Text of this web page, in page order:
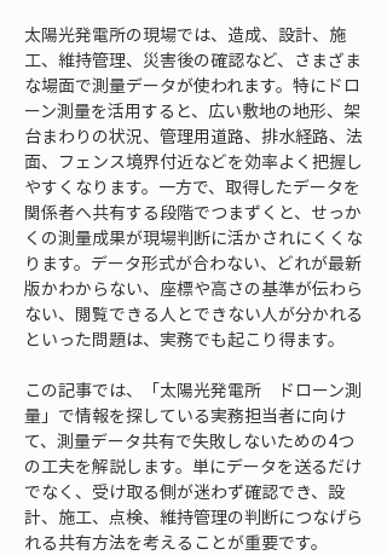
太陽光発電所の現場では、造成、設計、施
工、維持管理、災害後の確認など、さまざま
な場面で測量データが使われます。特にドロ
ーン測量を活用すると、広い敷地の地形、架
台まわりの状況、管理用道路、排水経路、法
面、フェンス境界付近などを効率よく把握し
やすくなります。一方で、取得したデータを
関係者へ共有する段階でつまずくと、せっか
くの測量成果が現場判断に活かされにくくな
ります。データ形式が合わない、どれが最新
版かわからない、座標や高さの基準が伝わら
ない、閲覧できる人とできない人が分かれる
といった問題は、実務でも起こり得ます。
この記事では、「太陽光発電所　ドローン測
量」で情報を探している実務担当者に向け
て、測量データ共有で失敗しないための4つ
の工夫を解説します。単にデータを送るだけ
でなく、受け取る側が迷わず確認でき、設
計、施工、点検、維持管理の判断につなげら
れる共有方法を考えることが重要です。